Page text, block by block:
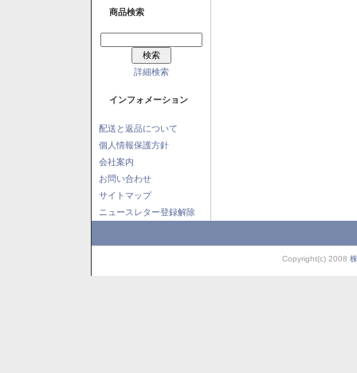
商品検索
詳細検索
インフォメーション
配送と返品について
個人情報保護方針
会社案内
お問い合わせ
サイトマップ
ニュースレター登録解除
Copyright(c) 2008